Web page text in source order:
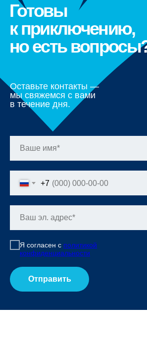
Готовы
к приключению,
но есть
Оставьте контакты —
мы свяжемся с вами
в течение дня.
+7
Я согласен с политикой
конфиденциальности
Отправить